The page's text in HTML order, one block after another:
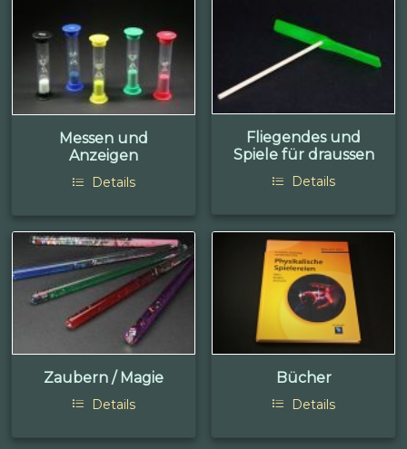
Messen und
Anzeigen
Details
Fliegendes und
Spiele für draussen
Details
Zaubern / Magie
Details
Bücher
Details